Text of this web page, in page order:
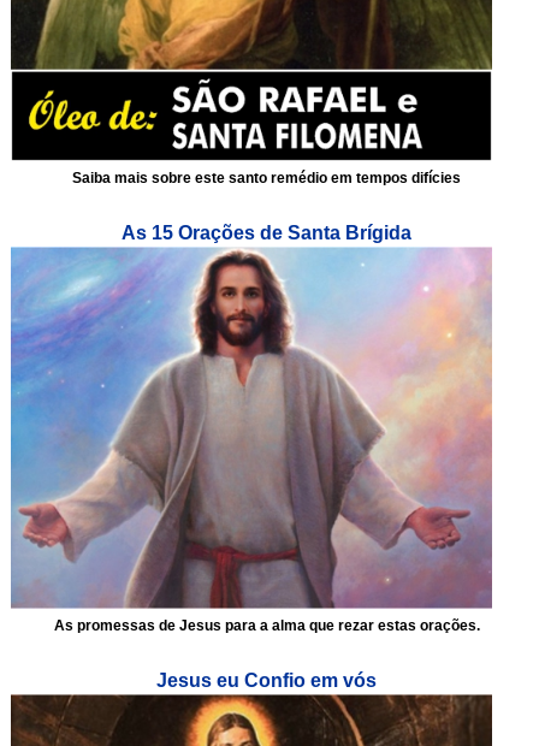
Saiba mais sobre este santo remédio em tempos difícies
As 15 Orações de Santa Brígida
As promessas de Jesus para a alma que rezar estas orações.
Jesus eu Confio em vós